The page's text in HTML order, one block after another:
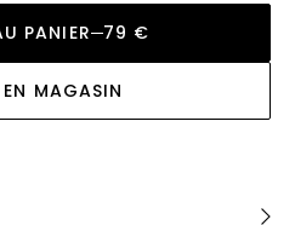
PANIER 79 €
EN MAGASIN